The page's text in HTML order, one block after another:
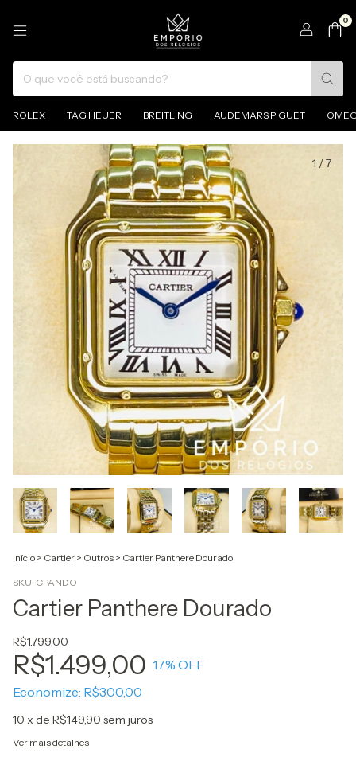
0
ROLEX TAG HEUER BREITLING AUDEMARS PIGUET
1 /7
Início > Cartier > Outros > Cartier Panthere Dourado
SKU: CPANDO
Cartier Panthere Dourado
R$1.799,00
R$1.499,00 17% OFF
Economize: R$300,00
10 x de R$149,90 sem juros
Ver mais detalhes